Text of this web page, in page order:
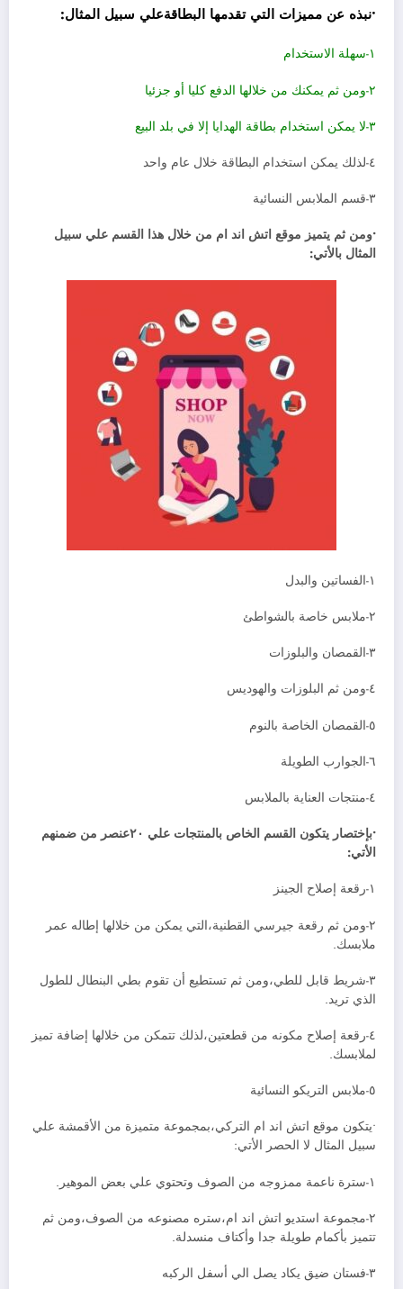
•نبذه عن مميزات التي تقدمها البطاقةعلي سبيل المثال:
١-سهلة الاستخدام
٢-ومن ثم يمكنك من خلالها الدفع كليا أو جزئيا
٣-لا يمكن استخدام بطاقة الهدايا إلا في بلد البيع
٤-لذلك يمكن استخدام البطاقة خلال عام واحد
٣-قسم الملابس النسائية
•ومن ثم يتميز موقع اتش اند ام من خلال هذا القسم علي سبيل
المثال بالأتي:
١-الفساتين والبدل
٢-ملابس خاصة بالشواطئ
٣-القمصان والبلوزات
٤-ومن ثم البلوزات والهوديس
٥-القمصان الخاصة بالنوم
٦-الجوارب الطويلة
٤-منتجات العناية بالملابس
•بإختصار يتكون القسم الخاص بالمنتجات علي ٢٠عنصر من ضمنهم
الأتي:
١-رقعة إصلاح الجينز
٢-ومن ثم رقعة جيرسي القطنية،التي يمكن من خلالها إطاله عمر
ملابسك.
٣-شريط قابل للطي،ومن ثم تستطيع أن تقوم بطي البنطال للطول
الذي تريد.
٤-رقعة إصلاح مكونه من قطعتين،لذلك تتمكن من خلالها إضافة تميز
لملابسك.
٥-ملابس التريكو النسائية
•يتكون موقع اتش اند ام التركي،بمجموعة متميزة من الأقمشة علي
سبيل المثال لا الحصر الأتي:
١-سترة ناعمة ممزوجه من الصوف وتحتوي علي بعض الموهير.
٢-مجموعة استديو اتش اند ام،ستره مصنوعه من الصوف،ومن ثم
تتميز بأكمام طويلة جدا وأكتاف منسدلة.
٣-فستان ضيق يكاد يصل الي أسفل الركبه